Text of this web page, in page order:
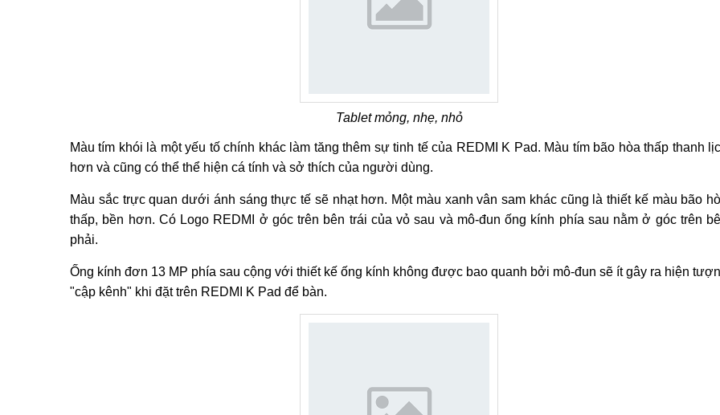
Tablet mỏng, nhẹ, nhỏ
Màu tím khói là một yếu tố chính khác làm tăng thêm sự tinh tế của REDMI K Pad. Màu tím bão hòa thấp thanh
hơn và cũng có thể thể hiện cá tính và sở thích của người dùng.
Màu sắc trực quan dưới ánh sáng thực tế sẽ nhạt hơn. Một màu xanh vân sam khác cũng là thiết kế màu bão
thấp, bền hơn. Có Logo REDMI ở góc trên bên trái của vỏ sau và mô-đun ống kính phía sau nằm ở góc trên
phải.
Ống kính đơn 13 MP phía sau cộng với thiết kế ống kính không được bao quanh bởi mô-đun sẽ ít gây ra hiện
"cập kênh" khi đặt trên REDMI K Pad để bàn.